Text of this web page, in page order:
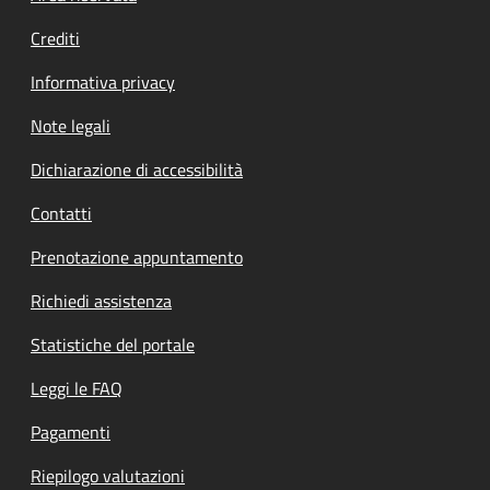
Crediti
Informativa privacy
Note legali
Dichiarazione di accessibilità
Contatti
Prenotazione appuntamento
Richiedi assistenza
Statistiche del portale
Leggi le FAQ
Pagamenti
Riepilogo valutazioni